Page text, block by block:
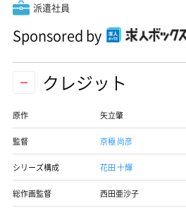
派遣社員
Sponsored by
クレジット
原作 矢立肇
監督 京極 尚彦
シリーズ構成 花田 十輝
総作画監督 西田亜沙子